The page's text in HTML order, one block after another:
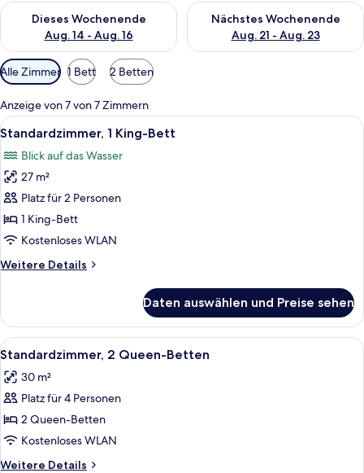
Dieses Wochenende
Aug. 14 - Aug. 16
Überprüfe die Verfügbarkeit für dieses Wochenende, Aug. 14
Nächstes Wochenende
Aug. 21 - Aug. 23
Überprüfe die Verfügbarkeit
Verfügbare
Filter
für
Zimmer
Alle Zimmer 1 Bett 2 Betten
Anzeige von 7 von 7 Zimmern
Alle
Fotos
für
Standardzimmer,
1 King-
Bett
anzeigen
Ein Hotelzimmer mit einem großen
6
Standardzimmer, 1 King-Bett
Blick auf das Wasser
27 m²
Platz für 2 Personen
1 King-Bett
Kostenloses WLAN
Weitere Details
Weitere
1 King-
Bett
Daten auswählen und Preise sehen
Alle
Fotos
für
Standardzimmer,
2 Queen-
Betten
anzeigen
Ein Hotelzimmer mit zwei hölzernen
4
Standardzimmer, 2 Queen-Betten
30 m²
Platz für 4 Personen
2 Queen-Betten
Kostenloses WLAN
Weitere Details
Weitere